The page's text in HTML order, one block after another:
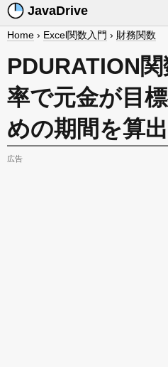
JavaDrive
Home › Excel関数入門 › 財務関数
PDURATION
率で元金が目
めの期間を算
広告